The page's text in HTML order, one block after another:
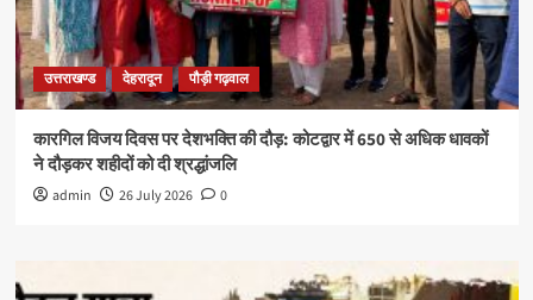
उत्तराखण्ड देहरादून पौड़ी गढ़वाल
कारगिल विजय दिवस पर देशभक्ति की दौड़: कोटद्वार में 650 से अधिक धावकों
ने दौड़कर शहीदों को दी श्रद्धांजलि
admin 26 July 2026 0